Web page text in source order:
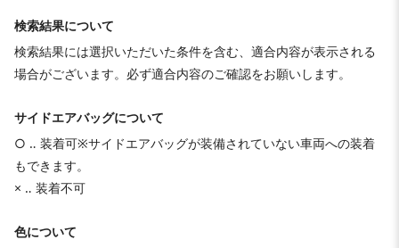
検索結果について
検索結果には選択いただいた条件を含む、適合内容が表示される
場合がございます。必ず適合内容のご確認をお願いします。
サイドエアバッグについて
○ ‥ 装着可※サイドエアバッグが装備されていない車両への装着
もできます。
× ‥ 装着不可
色について